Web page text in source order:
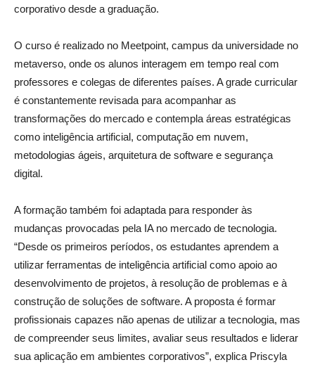
corporativo desde a graduação.
O curso é realizado no Meetpoint, campus da universidade no
metaverso, onde os alunos interagem em tempo real com
professores e colegas de diferentes países. A grade curricular
é constantemente revisada para acompanhar as
transformações do mercado e contempla áreas estratégicas
como inteligência artificial, computação em nuvem,
metodologias ágeis, arquitetura de software e segurança
digital.
A formação também foi adaptada para responder às
mudanças provocadas pela IA no mercado de tecnologia.
“Desde os primeiros períodos, os estudantes aprendem a
utilizar ferramentas de inteligência artificial como apoio ao
desenvolvimento de projetos, à resolução de problemas e à
construção de soluções de software. A proposta é formar
profissionais capazes não apenas de utilizar a tecnologia, mas
de compreender seus limites, avaliar seus resultados e liderar
sua aplicação em ambientes corporativos”, explica Priscyla